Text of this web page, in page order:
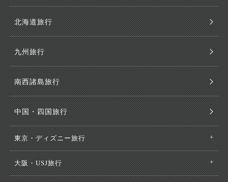
北海道旅行
九州旅行
南西諸島旅行
中国・四国旅行
東京・ディズニー旅行
大阪・USJ旅行